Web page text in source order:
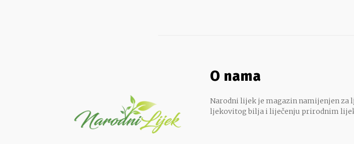
O nama
Narodni lijek je magazin namijenjen za
ljekovitog bilja i liječenju prirodnim